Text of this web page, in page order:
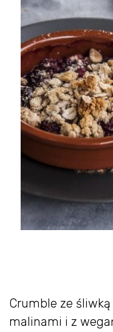
Crumble ze
malinami i z